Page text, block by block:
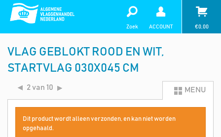
Zoek ACCOUNT €0,00
VLAG GEBLOKT ROOD EN WIT,
STARTVLAG 030X045 CM
2 van 10 MENU
Dit product wordt alleen verzonden, en kan niet worden
opgehaald.